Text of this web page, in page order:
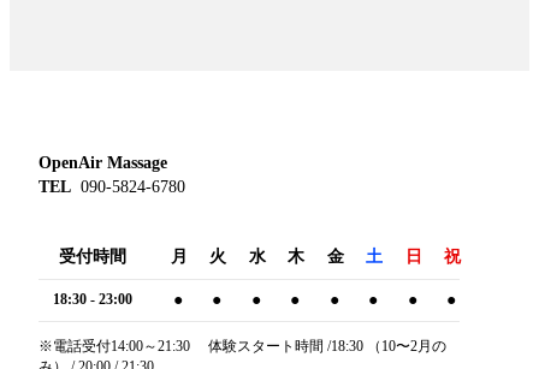
OpenAir Massage
TEL 090-5824-6780
受付時間 月 火 水 木 金 土 日 祝
18:30 - 23:00 ● ● ● ● ● ● ● ●
※電話受付14:00～21:30 体験スタート時間 /18:30 （10〜2月の